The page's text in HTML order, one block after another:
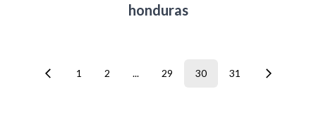
honduras
1 2 ... 29 30 31